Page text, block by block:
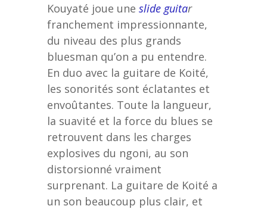
Kouyaté joue une slide guitar
franchement impressionnante,
du niveau des plus grands
bluesman qu’on a pu entendre.
En duo avec la guitare de Koité,
les sonorités sont éclatantes et
envoûtantes. Toute la langueur,
la suavité et la force du blues se
retrouvent dans les charges
explosives du ngoni, au son
distorsionné vraiment
surprenant. La guitare de Koité a
un son beaucoup plus clair, et